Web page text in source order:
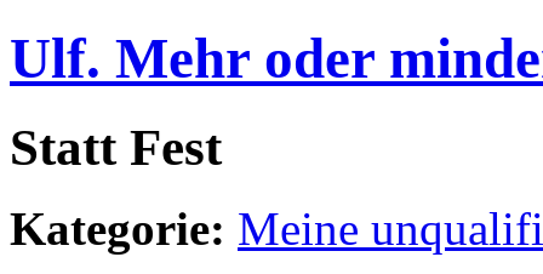
Ulf. Mehr oder
Statt Fest
Kategorie: Meine